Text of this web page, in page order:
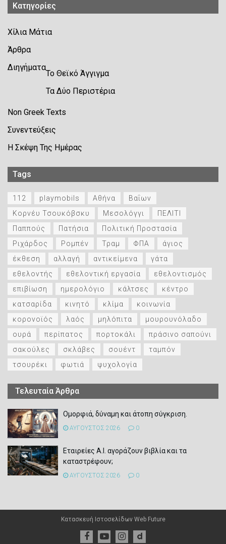
Kατηγορίες
Χίλια Μάτια
Άρθρα
Διηγήματα
Το Θεϊκό Άγγιγμα
Τα Δύο Περιστέρια
Non Greek Texts
Συνεντεύξεις
Η Σκέψη Της Ημέρας
Tags
112 playmobils Αθήνα
Βαΐων
Κορνέυ Τσουκόβσκυ
Μεσολόγγι
ΠΕΛΙΤΙ
Παππούς
Πατήσια
Πολιτική Προστασία
Ριχάρδος
Ρομπέν Τραμ ΦΠΑ
άγιος
έκθεση
αλλαγή αντικείμενα
γάτα
εθελοντής
εθελοντική εργασία
εθελοντισμός
επιβίωση
ημερολόγιο κάλτσες
κέντρο
κατσαρίδα
κινητό κλίμα
κοινωνία
κορονοϊός
λαός μηλόπιτα
μουρουνόλαδο
ουρά
περίπατος πορτοκάλι
πράσινο σαπούνι
σακούλες
σκλάβες σουέντ
ταμπόν
τσουρέκι
φωτιά ψυχολογία
Τελευταία Άρθρα
Ομορφιά, δύναμη και άτοπη σύγκριση.
ΑΥΓΟΥΣΤΟΣ 2026 0
Εταιρείες Α.Ι. αγοράζουν βιβλία και τα
καταστρέφουν;
ΑΥΓΟΥΣΤΟΣ 2026 0
Κατασκευή ΙστοσελίδωνWeb Future